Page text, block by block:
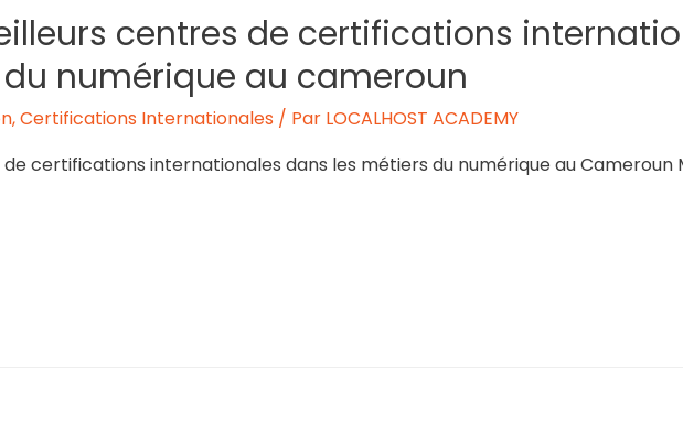
centres de certifications
numérique au cameroun
,Certifications Internationales / Par LOCALHOST ACADEMY
certifications internationales dans les métiers du numérique au Cameroun